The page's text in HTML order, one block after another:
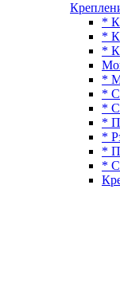
*
*
*
*
*
*
*
*
*
*